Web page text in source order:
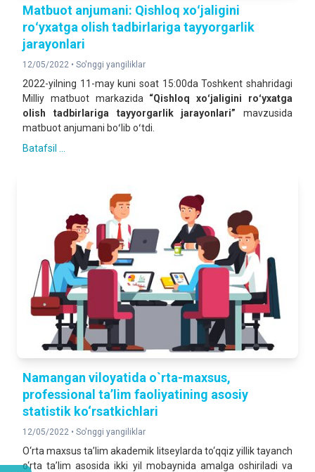
Matbuot anjumani: Qishloq xoʻjaligini
roʻyxatga olish tadbirlariga tayyorgarlik
jarayonlari
12/05/2022 • So'nggi yangiliklar
2022-yilning 11-may kuni soat 15:00da Toshkent shahridagi
Milliy matbuot markazida “Qishloq xoʻjaligini roʻyxatga
olish tadbirlariga tayyorgarlik jarayonlari” mavzusida
matbuot anjumani boʻlib oʻtdi.
Batafsil ...
Namangan viloyatida o`rta-maxsus,
professional ta’lim faoliyatining asosiy
statistik ko‘rsatkichlari
12/05/2022 • So'nggi yangiliklar
O‘rta maxsus ta’lim akademik litseylarda to‘qqiz yillik tayanch
o‘rta ta’lim asosida ikki yil mobaynida amalga oshiriladi va